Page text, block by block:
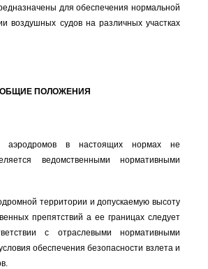
для обеспечения нормальной
воздушных судов на различных участках
ПОЛОЖЕНИЯ
аэродромов в настоящих нормах не
ведомственными нормативными
территории и допускаемую высоту
препятствий а ее границах следует
с отраслевыми нормативными
обеспечения безопасности взлета и